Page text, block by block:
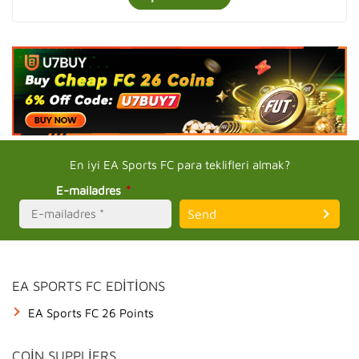
PHYSICAL 65
PC
Xbox One
PAYMENT METHOD
All Payment Methods
Bank Transfer
En iyi EA Sports FC para teklifleri almak?
E-mailadres *
EA SPORTS FC EDITIONS
EA Sports FC 26 Points